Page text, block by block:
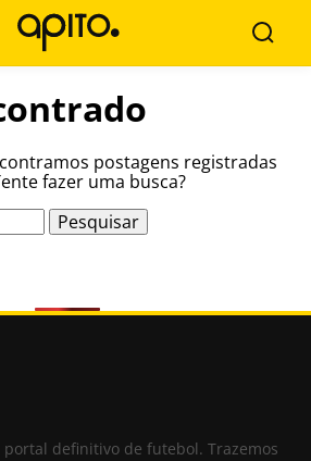
postagens registradas
fazer uma busca?
portal definitivo de futebol. Trazemos